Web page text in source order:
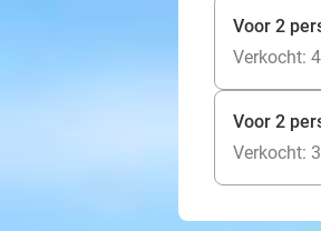
Voor 2
Verkocht:
Voor 2
Verkocht: